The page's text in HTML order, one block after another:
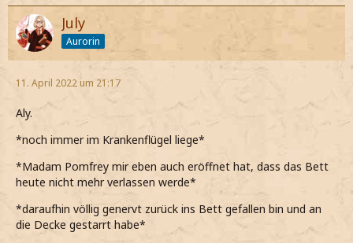
July
Aurorin
11. April 2022 um 21:17
Aly.
*noch immer im Krankenflügel liege*
*Madam Pomfrey mir eben auch eröffnet hat, dass das Bett
heute nicht mehr verlassen werde*
*daraufhin völlig genervt zurück ins Bett gefallen bin und an
die Decke gestarrt habe*